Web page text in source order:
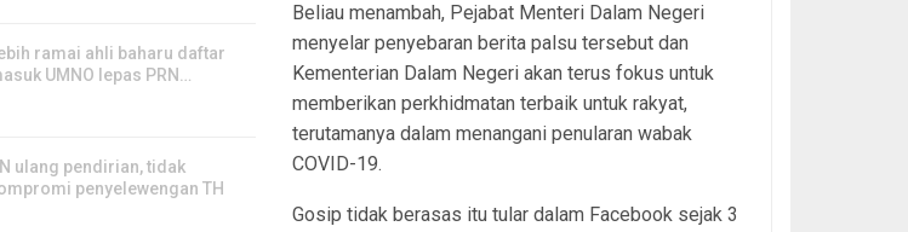
ramai ahli baharu daftar
UMNO lepas PRN…
ulang pendirian, tidak
penyelewengan TH
Beliau menambah, Pejabat Menteri Dalam Negeri
menyelar penyebaran berita palsu tersebut dan
Kementerian Dalam Negeri akan terus fokus untuk
memberikan perkhidmatan terbaik untuk rakyat,
terutamanya dalam menangani penularan wabak
COVID-19.
Gosip tidak berasas itu tular dalam Facebook sejak 3